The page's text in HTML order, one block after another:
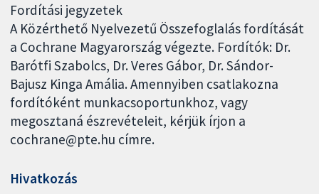
Fordítási jegyzetek
A Közérthető Nyelvezetű Összefoglalás fordítását
a Cochrane Magyarország végezte. Fordítók: Dr.
Barótfi Szabolcs, Dr. Veres Gábor, Dr. Sándor-
Bajusz Kinga Amália. Amennyiben csatlakozna
fordítóként munkacsoportunkhoz, vagy
megosztaná észrevételeit, kérjük írjon a
cochrane@pte.hu címre.
Hivatkozás